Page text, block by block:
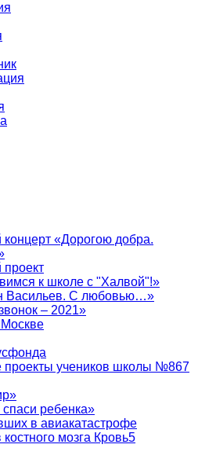
концерт «Дорогою добра.
проект
к школе с "Халвой"!»
Васильев. С любовью…»
– 2021»
проекты учеников школы №867
ребенка»
в авиакатастрофе
мозга Кровь5